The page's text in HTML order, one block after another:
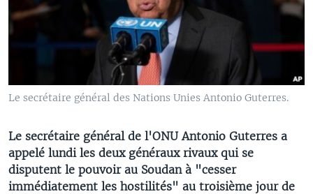
Le secrétaire général des Nations Unies Antonio Guterres.
Le secrétaire général de l'ONU Antonio Guterres a
appelé lundi les deux généraux rivaux qui se
disputent le pouvoir au Soudan à "cesser
immédiatement les hostilités" au troisième jour de